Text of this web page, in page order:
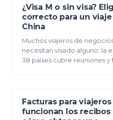
12 de junio de 2026
¿Visa M o sin visa?
correcto para un
China
Muchos viajeros de
necesitan visado alguno: la
38 países cubre reuniones y
12 de junio de 2026
Facturas para
funcionan los recibos